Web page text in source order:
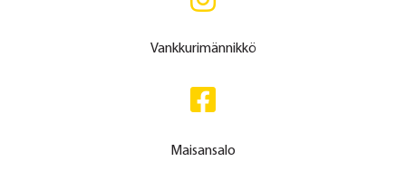
Vankkurimännikkö
Maisansalo